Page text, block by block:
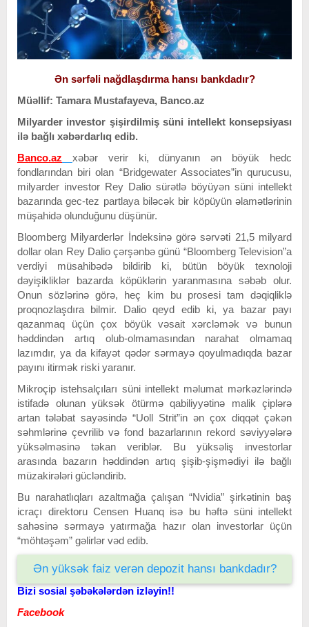
Ən sərfəli nağdlaşdırma hansı bankdadır?
Müəllif: Tamara Mustafayeva, Banco.az
Milyarder investor şişirdilmiş süni intellekt konsepsiyası
ilə bağlı xəbərdarlıq edib.
Banco.az
xəbər verir ki, dünyanın ən böyük hedc
fondlarından biri olan “Bridgewater Associates”in qurucusu,
milyarder investor Rey Dalio sürətlə böyüyən süni intellekt
bazarında gec-tez partlaya biləcək bir köpüyün əlamətlərinin
müşahidə olunduğunu düşünür.
Bloomberg Milyarderlər İndeksinə görə sərvəti 21,5 milyard
dollar olan Rey Dalio çərşənbə günü “Bloomberg Television”a
verdiyi müsahibədə bildirib ki, bütün böyük texnoloji
dəyişikliklər bazarda köpüklərin yaranmasına səbəb olur.
Onun sözlərinə görə, heç kim bu prosesi tam dəqiqliklə
proqnozlaşdıra bilmir. Dalio qeyd edib ki, ya bazar payı
qazanmaq üçün çox böyük vəsait xərcləmək və bunun
həddindən artıq olub-olmamasından narahat olmamaq
lazımdır, ya da kifayət qədər sərmayə qoyulmadıqda bazar
payını itirmək riski yaranır.
Mikroçip istehsalçıları süni intellekt məlumat mərkəzlərində
istifadə olunan yüksək ötürmə qabiliyyətinə malik çiplərə
artan tələbat sayəsində “Uoll Strit”in ən çox diqqət çəkən
səhmlərinə çevrilib və fond bazarlarının rekord səviyyələrə
yüksəlməsinə təkan veriblər. Bu yüksəliş investorlar
arasında bazarın həddindən artıq şişib-şişmədiyi ilə bağlı
müzakirələri gücləndirib.
Bu narahatlıqları azaltmağa çalışan “Nvidia” şirkətinin baş
icraçı direktoru Censen Huanq isə bu həftə süni intellekt
sahəsinə sərmayə yatırmağa hazır olan investorlar üçün
“möhtəşəm” gəlirlər vəd edib.
Ən yüksək faiz verən depozit hansı bankdadır?
Bizi sosial şəbəkələrdən izləyin!!
Facebook